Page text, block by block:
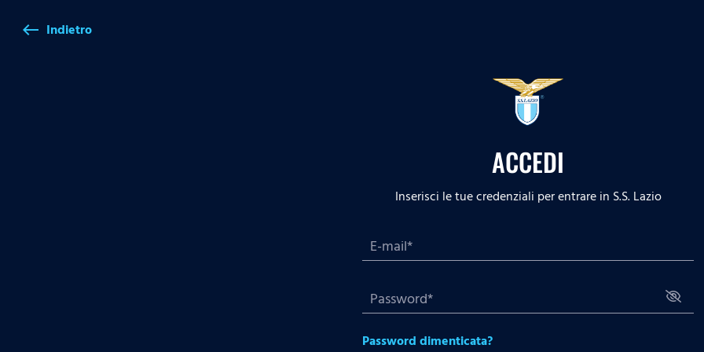
west Indietro
ACCEDI
Inserisci le tue credenziali per entrare in S.S. Lazio
Password dimenticata?